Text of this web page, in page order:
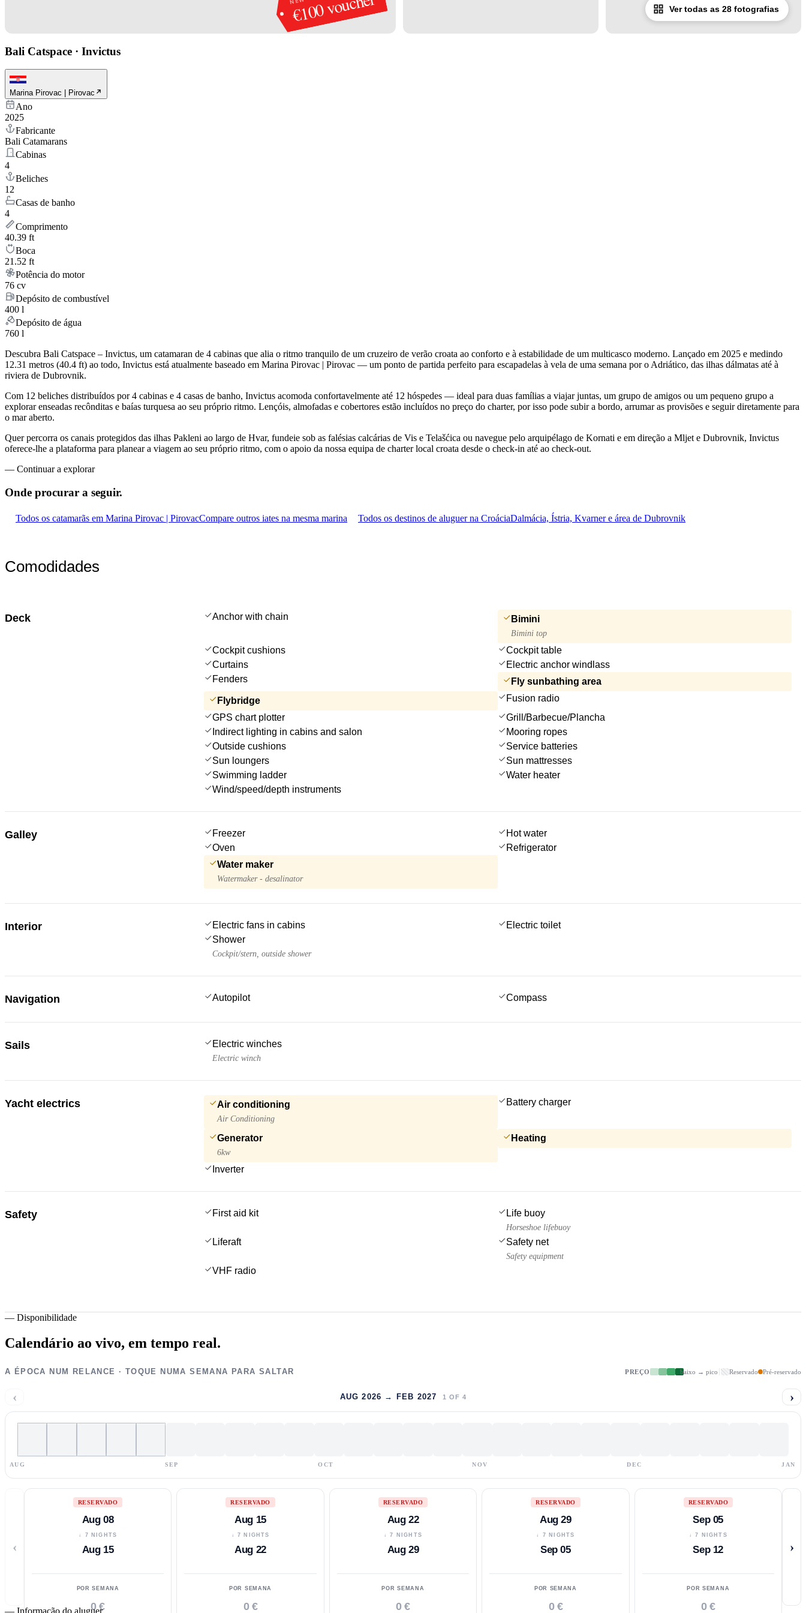
Ver todas as 28 fotografias
Bali Catspace · Invictus
Marina Pirovac | Pirovac
Ano
2025
Fabricante
Bali Catamarans
Cabinas
4
Beliches
12
Casas de banho
4
Comprimento
40.39 ft
Boca
21.52 ft
Potência do motor
76 cv
Depósito de combustível
400 l
Depósito de água
760 l
Descubra Bali Catspace – Invictus, um catamaran de 4 cabinas que alia o ritmo tranquilo de um cruzeiro de verão croata ao conforto e à estabilidade de um multicasco moderno. Lançado em 2025 e medindo
12.31 metros (40.4 ft) ao todo, Invictus está atualmente baseado em Marina Pirovac | Pirovac — um ponto de partida perfeito para escapadelas à vela de uma semana por o Adriático, das ilhas dálmatas até à
riviera de Dubrovnik.
Com 12 beliches distribuídos por 4 cabinas e 4 casas de banho, Invictus acomoda confortavelmente até 12 hóspedes — ideal para duas famílias a viajar juntas, um grupo de amigos ou um pequeno grupo a
explorar enseadas recônditas e baías turquesa ao seu próprio ritmo. Lençóis, almofadas e cobertores estão incluídos no preço do charter, por isso pode subir a bordo, arrumar as provisões e seguir diretamente para
o mar aberto.
Quer percorra os canais protegidos das ilhas Pakleni ao largo de Hvar, fundeie sob as falésias calcárias de Vis e Telašćica ou navegue pelo arquipélago de Kornati e em direção a Mljet e Dubrovnik, Invictus
oferece-lhe a plataforma para planear a viagem ao seu próprio ritmo, com o apoio da nossa equipa de charter local croata desde o check-in até ao check-out.
— Continuar a explorar
Onde procurar a seguir.
Todos os catamarãs em Marina Pirovac | PirovacCompare outros iates na mesma marina Todos os destinos de aluguer na CroáciaDalmácia, Ístria, Kvarner e área de Dubrovnik
Comodidades
Deck Anchor with chain Bimini
Bimini top
Cockpit cushions
Cockpit table
Curtains
Electric anchor windlass
Fenders
Fly sunbathing area
Flybridge
Fusion radio
GPS chart plotter
Grill/Barbecue/Plancha
Indirect lighting in cabins and salon
Mooring ropes
Outside cushions
Service batteries
Sun loungers
Sun mattresses
Swimming ladder
Water heater
Wind/speed/depth instruments
Galley Freezer
Hot water
Oven
Refrigerator
Water maker
Watermaker - desalinator
Interior Electric fans in cabins
Electric toilet
Shower
Cockpit/stern, outside shower
Navigation Autopilot Compass
Sails Electric winches
Electric winch
Yacht electrics Air conditioning
Air Conditioning
Battery charger
Generator
6kw
Heating
Inverter
Safety First aid kit Life buoy
Horseshoe lifebuoy
Liferaft Safety net
Safety equipment
VHF radio
— Disponibilidade
Calendário ao vivo, em tempo real.
A ÉPOCA NUM RELANCE · TOQUE NUMA SEMANA PARA SALTAR PREÇO baixo → pico Reservado Pré-reservado
‹ AUG 2026 → FEB 2027 1 OF 4 ›
AUG SEP OCT NOV DEC JAN
‹
RESERVADO
Aug 08
↓ 7 NIGHTS
Aug 15
POR SEMANA
0 €
RESERVADO
Aug 15
↓ 7 NIGHTS
Aug 22
POR SEMANA
0 €
RESERVADO
Aug 22
↓ 7 NIGHTS
Aug 29
POR SEMANA
0 €
RESERVADO
Aug 29
↓ 7 NIGHTS
Sep 05
POR SEMANA
0 €
RESERVADO
Sep 05
↓ 7 NIGHTS
Sep 12
POR SEMANA
0 €
›
— Informação do aluguer